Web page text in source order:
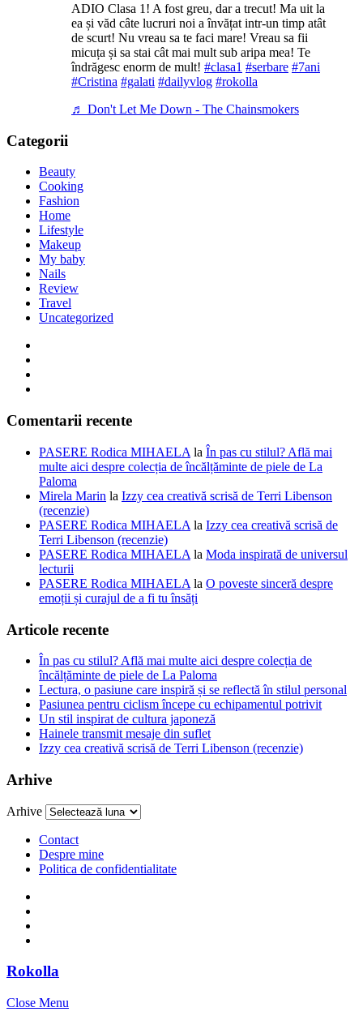
ADIO Clasa 1! A fost greu, dar a trecut! Ma uit la
ea și văd câte lucruri noi a învățat intr-un timp atât
de scurt! Nu vreau sa te faci mare! Vreau sa fii
micuța și sa stai cât mai mult sub aripa mea! Te
îndrăgesc enorm de mult! #clasa1 #serbare #7ani
#Cristina #galati #dailyvlog #rokolla
♬ Don't Let Me Down - The Chainsmokers
Categorii
Beauty
Cooking
Fashion
Home
Lifestyle
Makeup
My baby
Nails
Review
Travel
Uncategorized
Comentarii recente
PASERE Rodica MIHAELA la În pas cu stilul? Află mai
multe aici despre colecția de încălțăminte de piele de La
Paloma
Mirela Marin la Izzy cea creativă scrisă de Terri Libenson
(recenzie)
PASERE Rodica MIHAELA la Izzy cea creativă scrisă de
Terri Libenson (recenzie)
PASERE Rodica MIHAELA la Moda inspirată de universul
lecturii
PASERE Rodica MIHAELA la O poveste sinceră despre
emoții și curajul de a fi tu însăți
Articole recente
În pas cu stilul? Află mai multe aici despre colecția de
încălțăminte de piele de La Paloma
Lectura, o pasiune care inspiră și se reflectă în stilul personal
Pasiunea pentru ciclism începe cu echipamentul potrivit
Un stil inspirat de cultura japoneză
Hainele transmit mesaje din suflet
Izzy cea creativă scrisă de Terri Libenson (recenzie)
Arhive
Arhive
Contact
Despre mine
Politica de confidentialitate
Rokolla
Close Menu